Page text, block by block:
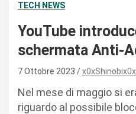
TECH NEWS
YouTube
schermata Anti-
7 Ottobre 2023 x0xShinobix0x
Nel mese di maggio si
riguardo al possibile